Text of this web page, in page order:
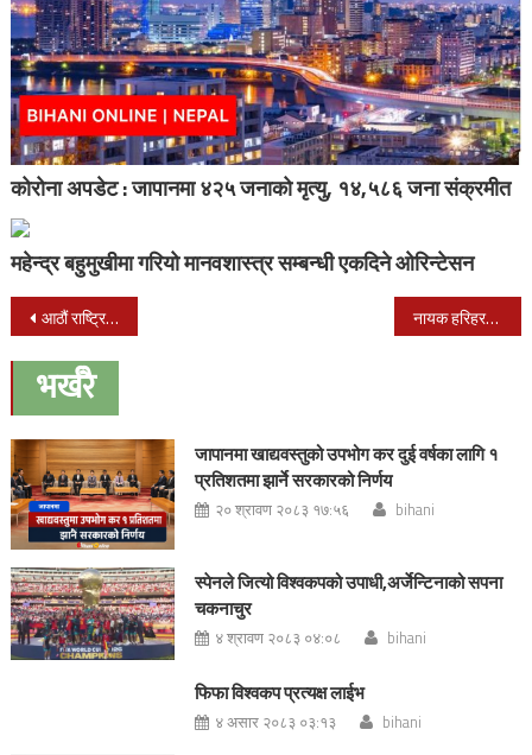
कोरोना अपडेट : जापानमा ४२५ जनाको मृत्यु, १४,५८६ जना संक्रमीत
महेन्द्र बहुमुखीमा गरियो मानवशास्त्र सम्बन्धी एकदिने ओरिन्टेसन
Post
navigation
आठौं राष्ट्रिय खेलकुद अन्तर्गत साईक्लिङ प्रतियोगितामा आर्मी च्याम्पियन नायक हरिहरले गरे एक्सिसको शाखा विस्तार
भर्खरै
जापानमा खाद्यवस्तुको उपभोग कर दुई वर्षका लागि १
प्रतिशतमा झार्ने सरकारको निर्णय
२० श्रावण २०८३ १७:५६ bihani
स्पेनले जित्यो विश्वकपको उपाधी,अर्जेन्टिनाको सपना
चकनाचुर
४ श्रावण २०८३ ०४:०८ bihani
फिफा विश्वकप प्रत्यक्ष लाईभ
४ असार २०८३ ०३:१३ bihani